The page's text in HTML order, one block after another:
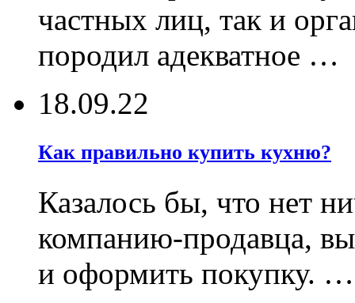
частных лиц, так и
породил адекватное …
18.09.22
Как правильно купить кухню?
Казалось бы, что нет
компанию-продавца,
и оформить покупку. …